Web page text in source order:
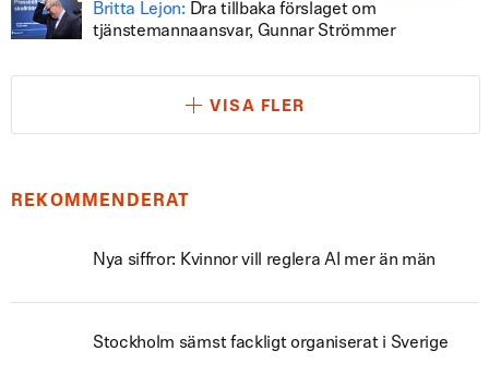
Britta Lejon: Dra tillbaka förslaget om
tjänstemannaansvar, Gunnar Strömmer
VISA FLER
REKOMMENDERAT
Nya siffror: Kvinnor vill reglera AI mer än män
Stockholm sämst fackligt organiserat i Sverige